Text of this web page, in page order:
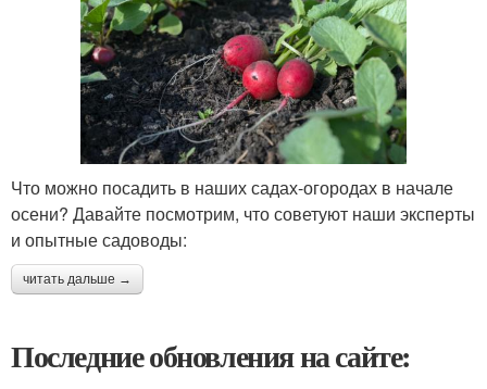
Что можно посадить в наших садах-огородах в начале
осени? Давайте посмотрим, что советуют наши эксперты
и опытные садоводы:
читать дальше →
Последние обновления на сайте: